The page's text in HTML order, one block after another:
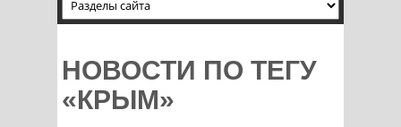
НОВОСТИ ПО ТЕГУ
«КРЫМ»